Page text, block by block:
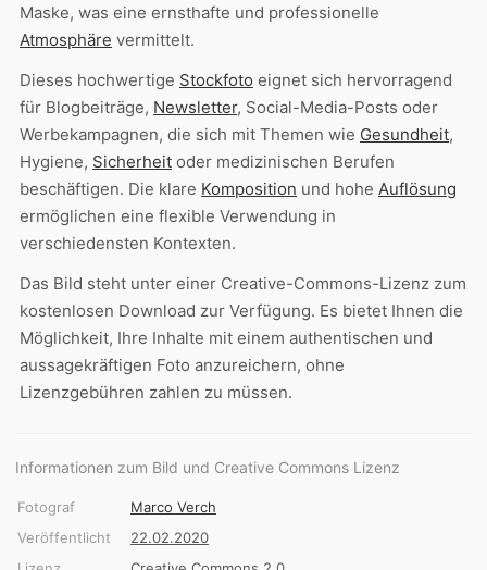
Maske, was eine ernsthafte und professionelle
Atmosphäre vermittelt.
Dieses hochwertige Stockfoto eignet sich hervorragend
für Blogbeiträge, Newsletter, Social-Media-Posts oder
Werbekampagnen, die sich mit Themen wie Gesundheit,
Hygiene, Sicherheit oder medizinischen Berufen
beschäftigen. Die klare Komposition und hohe Auflösung
ermöglichen eine flexible Verwendung in
verschiedensten Kontexten.
Das Bild steht unter einer Creative-Commons-Lizenz zum
kostenlosen Download zur Verfügung. Es bietet Ihnen die
Möglichkeit, Ihre Inhalte mit einem authentischen und
aussagekräftigen Foto anzureichern, ohne
Lizenzgebühren zahlen zu müssen.
Informationen zum Bild und Creative Commons Lizenz
Fotograf
Marco Verch
Veröffentlicht
22.02.2020